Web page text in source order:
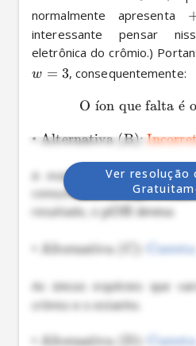
normalmente apresenta
interessante pensar
eletrônica do crômio.)
w = 3, consequentemente:
O ı
ˊon que falta e
ˊ
• Alternativa (B):
A medida que a reação
consumidos, ou seja, o
resultado, o pOH diminui.
Alternativa (C): Correta
As únicas espécies que
crômio e o estanho.
Alternativa (D): Correta
Ver resolução